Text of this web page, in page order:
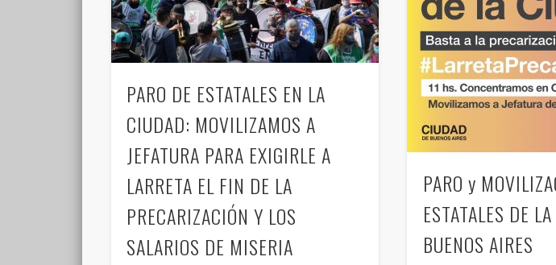
PARO DE ESTATALES EN LA
CIUDAD: MOVILIZAMOS A
JEFATURA PARA EXIGIRLE A
LARRETA EL FIN DE LA
PRECARIZACIÓN Y LOS
SALARIOS DE MISERIA
PARO y
ESTATALES DE
BUENOS AIRES